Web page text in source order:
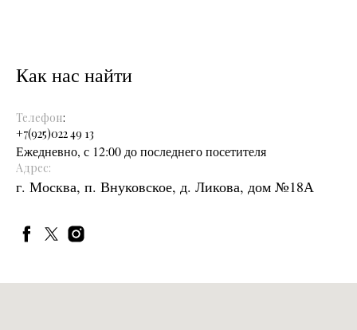
Как нас найти
Телефон:
+7(925)022 49 13
Ежедневно, с 12:00 до последнего посетителя
Адрес:
г. Москва, п. Внуковское, д. Ликова, дом №18А